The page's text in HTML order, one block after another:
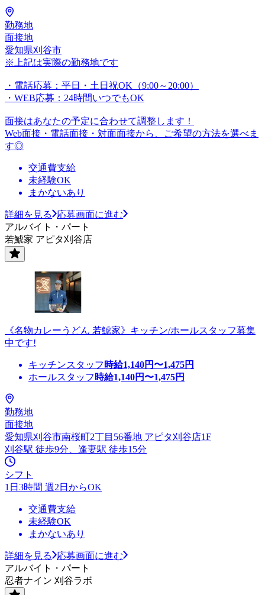
勤務地
面接地
愛知県刈谷市
※上記は実際の勤務地です
・電話応募：平日・土日祝OK（9:00～20:00）
・WEB応募：24時間いつでもOK
面接はあなたの予定に合わせて調整します！
Web面接・電話面接・対面面接から、ご希望の方法を選べま
す◎
交通費支給
未経験OK
まかないあり
詳細を見る
応募画面に進む
アルバイト・パート
若鯱家 アピタ刈谷店
《名物カレーうどん 若鯱家》キッチン/ホールスタッフ募集
中です!
キッチンスタッフ 時給1,140円〜1,475円
ホールスタッフ 時給1,140円〜1,475円
勤務地
面接地
愛知県刈谷市南桜町2丁目56番地 アピタ刈谷店1F
刈谷駅 徒歩9分、逢妻駅 徒歩15分
シフト
1日3時間 週2日からOK
交通費支給
未経験OK
まかないあり
詳細を見る
応募画面に進む
アルバイト・パート
忍者ナイン 刈谷ラボ